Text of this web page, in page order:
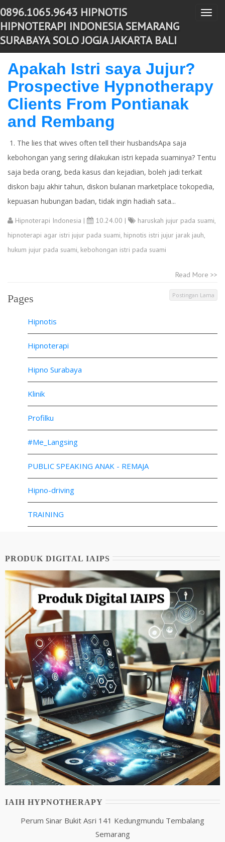
-->
T
g
e
n
i
n
0896.1065.9643 HIPNOTIS
HIPNOTERAPI INDONESIA SEMARANG
SURABAYA SOLO JOGJA JAKARTA BALI
Apakah Istri saya Jujur?
Prospective Hypnotherapy
Clients From Pontianak
and Rembang
1. The lies that wives often tell their husbandsApa saja
kebohongan yang sering dilakukan istri kepada suaminya? Tentu
saja beda orang, beda kasus dan kejadian, boleh jadi terkait
diskon baju akhir tahun, diskon bulanan marketplace tokopedia,
kepuasan hubungan badan, tidak ingin hadiah sata...
Hipnoterapi Indonesia | 10.24.00 | haruskah jujur pada suami,
hipnoterapi agar istri jujur pada suami, hipnotis istri jujur jarak jauh,
hukum jujur pada suami, kebohongan istri pada suami
Read More >>
Postingan Lama
Pages
Hipnotis
Hipnoterapi
Hipno Surabaya
Klinik
Profilku
#Me_Langsing
PUBLIC SPEAKING ANAK - REMAJA
Hipno-driving
TRAINING
PRODUK DIGITAL IAIPS
IAIH HYPNOTHERAPY
Perum Sinar Bukit Asri 141 Kedungmundu Tembalang
Semarang